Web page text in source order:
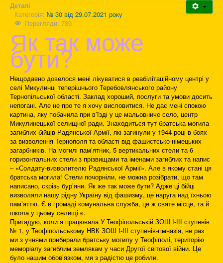
Деталі
Категорія: № 30 від 29.07.2021 року
Перегляди: 789
Як так може
бути?
Нещодавно довелося мені лікуватися в реабілітаційному центрі у
селі Микулинці теперішнього Теребовлянського району
Тернопільської області. Заклад хороший, послуги та умови досить
непогані. Але не про те я хочу висловитися. Не дає мені спокою
картина, яку побачила при в’їзді у це мальовниче село, центр
Микулинецької селищної ради. Знаходиться тут братська могила
загиблих бійців Радянської Армії, які загинули у 1944 році в боях
за визволення Тернополя та області від фашистсько-німецьких
загарбників. На могилі пам’ятник, 5 вертикальних стели та 6
горизонтальних стели з прізвищами та іменами загиблих та напис
– «Солдату-визволителю Радянської Армії». Але в якому стані ця
братська могила! Стели почорніли, не можна розібрати, що там
написано, скрізь бур’яни. Як же так може бути? Адже ці бійці
визволяли нашу рідну Україну від фашизму, це наруга над їхньою
пам’яттю. Є в громаді комунальна служба, це ж святе місце, та й
школа у цьому селищі є.
Пригадую, коли я працювала У Теофіпольській ЗОШ І-ІІІ ступенів
№ 1, у Теофіпольському НВК ЗОШ І-ІІІ ступенів-гімназія, не раз
ми з учнями прибирали братську могилу у Теофіполі, територію
меморіалу загиблим землякам у часи Другої світової війни. Це
було нашим обов’язком, ми з радістю це робили.